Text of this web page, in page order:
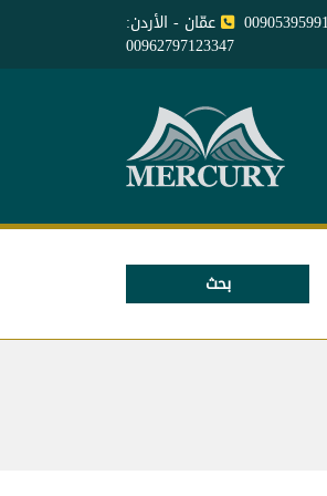
عمّان - الأردن:
00962797123347
بحث